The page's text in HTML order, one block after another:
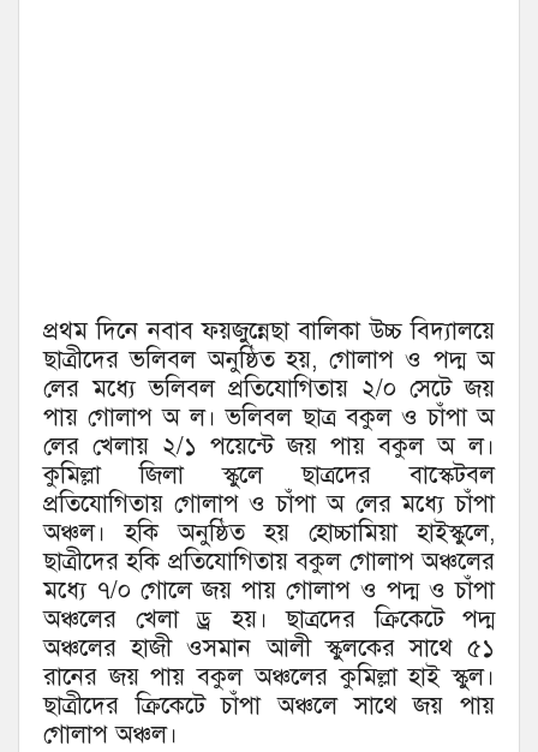
প্রথম দিনে নবাব ফয়জুন্নেছা বালিকা উচ্চ বিদ্যালয়ে
ছাত্রীদের ভলিবল অনুষ্ঠিত হয়, গোলাপ ও পদ্ম অ
লের মধ্যে ভলিবল প্রতিযোগিতায় ২/০ সেটে জয়
পায় গোলাপ অ ল। ভলিবল ছাত্র বকুল ও চাঁপা অ
লের খেলায় ২/১ পয়েন্টে জয় পায় বকুল অ ল।
কুমিল্লা জিলা স্কুলে ছাত্রদের বাস্কেটবল
প্রতিযোগিতায় গোলাপ ও চাঁপা অ লের মধ্যে চাঁপা
অঞ্চল। হকি অনুষ্ঠিত হয় হোচ্চামিয়া হাইস্কুলে,
ছাত্রীদের হকি প্রতিযোগিতায় বকুল গোলাপ অঞ্চলের
মধ্যে ৭/০ গোলে জয় পায় গোলাপ ও পদ্ম ও চাঁপা
অঞ্চলের খেলা ড্র হয়। ছাত্রদের ক্রিকেটে পদ্ম
অঞ্চলের হাজী ওসমান আলী স্কুলকের সাথে ৫১
রানের জয় পায় বকুল অঞ্চলের কুমিল্লা হাই স্কুল।
ছাত্রীদের ক্রিকেটে চাঁপা অঞ্চলে সাথে জয় পায়
গোলাপ অঞ্চল।